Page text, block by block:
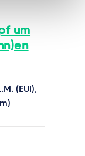
um
(EUI),